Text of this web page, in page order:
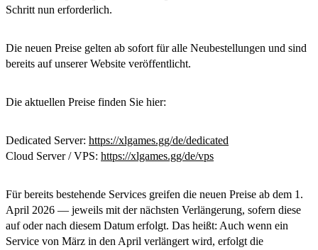
Schritt nun erforderlich.
Die neuen Preise gelten ab sofort für alle Neubestellungen und sind
bereits auf unserer Website veröffentlicht.
Die aktuellen Preise finden Sie hier:
Dedicated Server: https://xlgames.gg/de/dedicated
Cloud Server / VPS: https://xlgames.gg/de/vps
Fürbereits bestehende Services greifen die neuen Preise ab dem 1.
April 2026 — jeweils mit der nächsten Verlängerung, sofern diese
auf oder nach diesem Datum erfolgt. Das heißt: Auch wenn ein
Service von März in den April verlängert wird, erfolgt die